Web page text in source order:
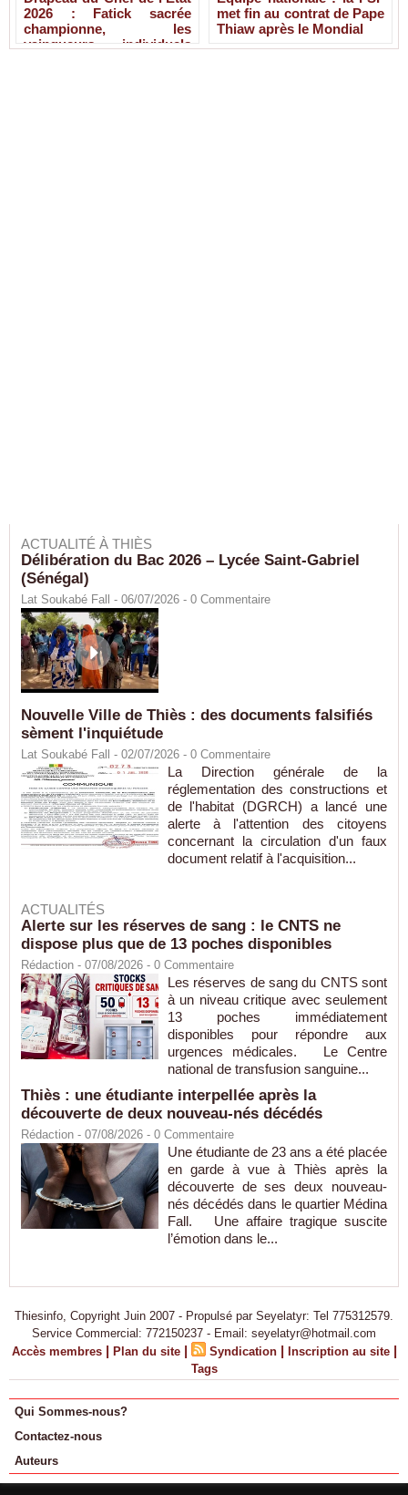
2026 : Fatick sacrée
championne, les
vainqueurs individuels
met fin au contrat de Pape
Thiaw après le Mondial
ACTUALITÉ À THIÈS
Délibération du Bac 2026 – Lycée Saint-Gabriel
(Sénégal)
Lat Soukabé Fall - 06/07/2026 - 0 Commentaire
Nouvelle Ville de Thiès : des documents falsifiés
sèment l'inquiétude
Lat Soukabé Fall - 02/07/2026 - 0 Commentaire
La Direction générale de la
réglementation des constructions et
de l'habitat (DGRCH) a lancé une
alerte à l'attention des citoyens
concernant la circulation d'un faux
document relatif à l'acquisition...
ACTUALITÉS
Alerte sur les réserves de sang : le CNTS ne
dispose plus que de 13 poches disponibles
Rédaction - 07/08/2026 - 0 Commentaire
Les réserves de sang du CNTS sont
à un niveau critique avec seulement
13 poches immédiatement
disponibles pour répondre aux
urgences médicales. Le Centre
national de transfusion sanguine...
Thiès : une étudiante interpellée après la
découverte de deux nouveau-nés décédés
Rédaction - 07/08/2026 - 0 Commentaire
Une étudiante de 23 ans a été placée
en garde à vue à Thiès après la
découverte de ses deux nouveau-
nés décédés dans le quartier Médina
Fall. Une affaire tragique suscite
l’émotion dans le...
Thiesinfo, Copyright Juin 2007 - Propulsé par Seyelatyr: Tel 775312579.
Service Commercial: 772150237 - Email: seyelatyr@hotmail.com
Accès membres | Plan du site | Syndication | Inscription au site |
Tags
Qui Sommes-nous?
Contactez-nous
Auteurs